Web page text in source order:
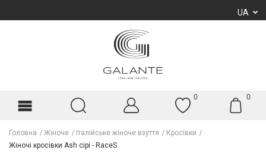
UA
0 0
Головна Жіноче Італійське жіноче взуття
Кросівки
Жіночі кросівки Ash сірі - RaceS